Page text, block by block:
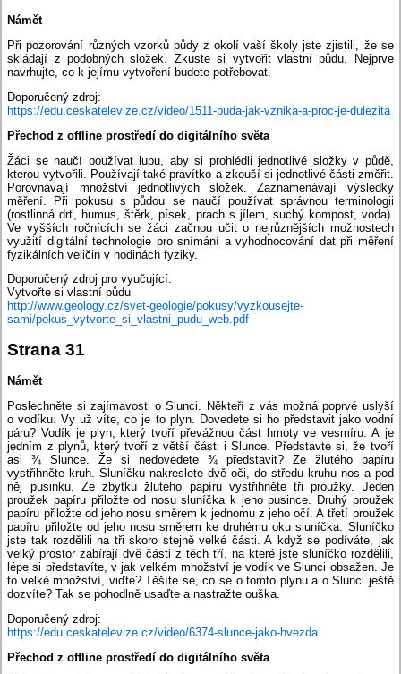
Námět
Při pozorování různých vzorků půdy z okolí vaší školy jste zjistili, že se
skládají z podobných složek. Zkuste si vytvořit vlastní půdu. Nejprve
navrhujte, co k jejímu vytvoření budete potřebovat.
Doporučený zdroj:
https://edu.ceskatelevize.cz/video/1511-puda-jak-vznika-a-proc-je-dulezita
Přechod z offline prostředí do digitálního světa
Žáci se naučí používat lupu, aby si prohlédli jednotlivé složky v půdě,
kterou vytvořili. Používají také pravítko a zkouší si jednotlivé části změřit.
Porovnávají množství jednotlivých složek. Zaznamenávají výsledky
měření. Při pokusu s půdou se naučí používat správnou terminologii
(rostlinná drť, humus, štěrk, písek, prach s jílem, suchý kompost, voda).
Ve vyšších ročnících se žáci začnou učit o nejrůznějších možnostech
využití digitální technologie pro snímání a vyhodnocování dat při měření
fyzikálních veličin v hodinách fyziky.
Doporučený zdroj pro vyučující:
Vytvořte si vlastní půdu
http://www.geology.cz/svet-geologie/pokusy/vyzkousejte-
sami/pokus_vytvorte_si_vlastni_pudu_web.pdf
Strana 31
Námět
Poslechněte si zajímavosti o Slunci. Někteří z vás možná poprvé uslyší
o vodíku. Vy už víte, co je to plyn. Dovedete si ho představit jako vodní
páru? Vodík je plyn, který tvoří převážnou část hmoty ve vesmíru. A je
jedním z plynů, který tvoří z větší části i Slunce. Představte si, že tvoří
asi ¾ Slunce. Že si nedovedete ¾ představit? Ze žlutého papíru
vystřihněte kruh. Sluníčku nakreslete dvě oči, do středu kruhu nos a pod
něj pusinku. Ze zbytku žlutého papíru vystřihněte tři proužky. Jeden
proužek papíru přiložte od nosu sluníčka k jeho pusince. Druhý proužek
papíru přiložte od jeho nosu směrem k jednomu z jeho očí. A třetí proužek
papíru přiložte od jeho nosu směrem ke druhému oku sluníčka. Sluníčko
jste tak rozdělili na tři skoro stejně velké části. A když se podíváte, jak
velký prostor zabírají dvě části z těch tří, na které jste sluníčko rozdělili,
lépe si představíte, v jak velkém množství je vodík ve Slunci obsažen. Je
to velké množství, viďte? Těšíte se, co se o tomto plynu a o Slunci ještě
dozvíte? Tak se pohodlně usaďte a nastražte ouška.
Doporučený zdroj:
https://edu.ceskatelevize.cz/video/6374-slunce-jako-hvezda
Přechod z offline prostředí do digitálního světa